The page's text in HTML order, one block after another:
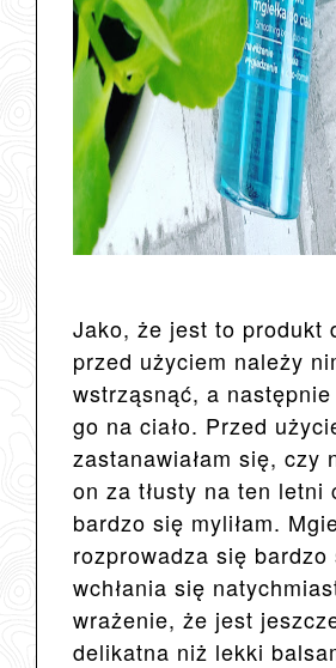
Jako, że jest to produkt
przed użyciem należy
wstrząsnąć, a
go na ciało. Przed
zastanawiałam się, czy
on za tłusty na ten letni
bardzo się myliłam.
rozprowadza się bardzo
wchłania się
wrażenie, że jest
delikatna niż lekki